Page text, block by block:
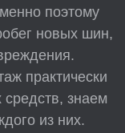
поэтому
новых шин,
практически
знаем
из них.